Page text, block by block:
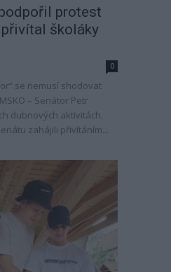
protest
školáky
0
se nemusí shodovat
– Senátor Petr
dubnových aktivitách.
zahájili přivítáním...